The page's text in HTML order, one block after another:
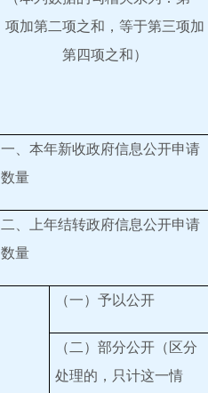
项加第二项之和，等于第三项加
第四项之和）
一、本年新收政府信息公开申请
数量
二、上年结转政府信息公开申请
数量
（一）予以公开
（二）部分公开（区分
处理的，只计这一情